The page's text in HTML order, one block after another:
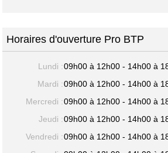
Horaires d'ouverture Pro BTP
Lundi :09h00 à 12h00 - 14h00 à
Mardi :09h00 à 12h00 - 14h00 à
Mercredi :09h00 à 12h00 - 14h00 à
Jeudi :09h00 à 12h00 - 14h00 à
Vendredi :09h00 à 12h00 - 14h00 à